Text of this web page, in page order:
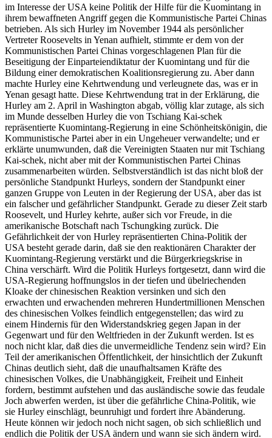
im Interesse der USA keine Politik der Hilfe für die Kuomintang in
ihrem bewaffneten Angriff gegen die Kommunistische Partei Chinas
betrieben. Als sich Hurley im November 1944 als persönlicher
Vertreter Roosevelts in Yenan aufhielt, stimmte er dem von der
Kommunistischen Partei Chinas vorgeschlagenen Plan für die
Beseitigung der Einparteiendiktatur der Kuomintang und für die
Bildung einer demokratischen Koalitionsregierung zu. Aber dann
machte Hurley eine Kehrtwendung und verleugnete das, was er in
Yenan gesagt hatte. Diese Kehrtwendung trat in der Erklärung, die
Hurley am 2. April in Washington abgab, völlig klar zutage, als sich
im Munde desselben Hurley die von Tschiang Kai-schek
repräsentierte Kuomintang-Regierung in eine Schönheitskönigin, die
Kommunistische Partei aber in ein Ungeheuer verwandelte; und er
erklärte unumwunden, daß die Vereinigten Staaten nur mit Tschiang
Kai-schek, nicht aber mit der Kommunistischen Partei Chinas
zusammenarbeiten würden. Selbstverständlich ist das nicht bloß der
persönliche Standpunkt Hurleys, sondern der Standpunkt einer
ganzen Gruppe von Leuten in der Regierung der USA, aber das ist
ein falscher und gefährlicher Standpunkt. Gerade zu dieser Zeit starb
Roosevelt, und Hurley kehrte, außer sich vor Freude, in die
amerikanische Botschaft nach Tschungking zurück. Die
Gefährlichkeit der von Hurley repräsentierten China-Politik der
USA besteht gerade darin, daß sie den reaktionären Charakter der
Kuomintang-Regierung verstärkt und die Bürgerkriegskrise in
China verschärft. Wird die Politik Hurleys fortgesetzt, dann wird die
USA-Regierung hoffnungslos in der tiefen und übelriechenden
Kloake der chinesischen Reaktion versinken und sich den
erwachten und erwachenden mehreren Hundertmillionen Menschen
des chinesischen Volkes feindlich entgegenstellen; das wird zu
einem Hindernis für den Widerstandskrieg gegen Japan in der
Gegenwart und für den Weltfrieden in der Zukunft werden. Ist es
noch nicht klar, daß dies die unvermeidliche Tendenz sein wird? Ein
Teil der amerikanischen Öffentlichkeit, der hinsichtlich der Zukunft
Chinas deutlich sieht, daß die unaufhaltsamen Kräfte des
chinesischen Volkes, die Unabhängigkeit, Freiheit und Einheit
fordern, bestimmt aufstehen und das ausländische sowie das feudale
Joch abwerfen werden, ist über die gefährliche China-Politik, wie
sie Hurley einschlägt, beunruhigt und fordert ihre Abänderung.
Heute können wir jedoch noch nicht sagen, ob sich schließlich und
endlich die Politik der USA ändern und wann sie sich ändern wird.